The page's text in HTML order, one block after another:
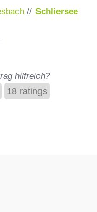
// Schliersee
hilfreich?
18 ratings